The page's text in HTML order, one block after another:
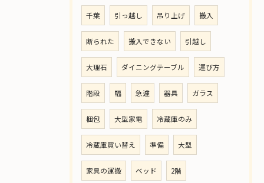
千葉 引っ越し 吊り上げ 搬入
断られた 搬入できない 引越し
大理石 ダイニングテーブル 運び方
階段 幅 急遽 器具 ガラス
梱包 大型家電 冷蔵庫のみ
冷蔵庫買い替え 準備 大型
家具の運搬 ベッド 2階